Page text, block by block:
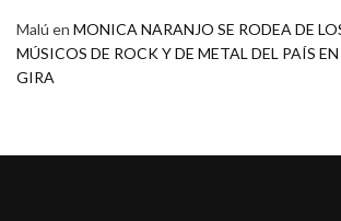
Malú en MONICA NARANJO SE RODEA DE
MÚSICOS DE ROCK Y DE METAL DEL PAÍS
GIRA